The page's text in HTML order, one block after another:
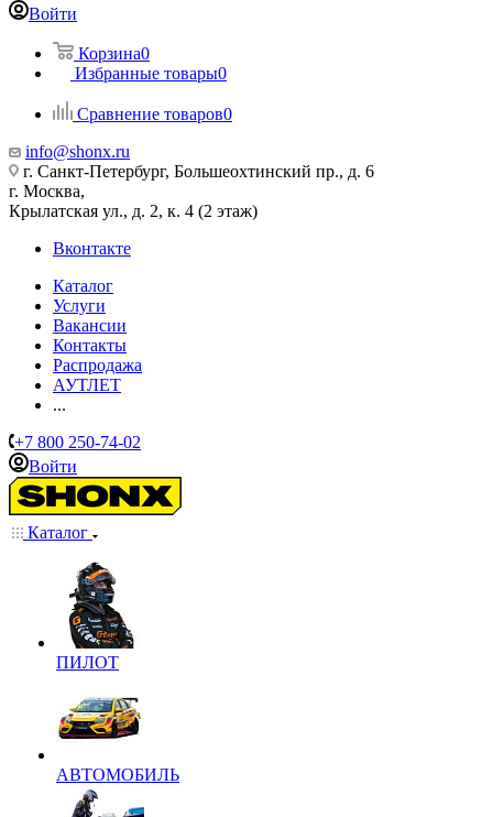
Войти
Корзина0
Избранные товары0
Сравнение товаров0
info@shonx.ru
г. Санкт-Петербург, Большеохтинский пр., д. 6
г. Москва,
Крылатская ул., д. 2, к. 4 (2 этаж)
Вконтакте
Каталог
Услуги
Вакансии
Контакты
Распродажа
АУТЛЕТ
...
+7 800 250-74-02
Войти
Каталог
ПИЛОТ
АВТОМОБИЛЬ